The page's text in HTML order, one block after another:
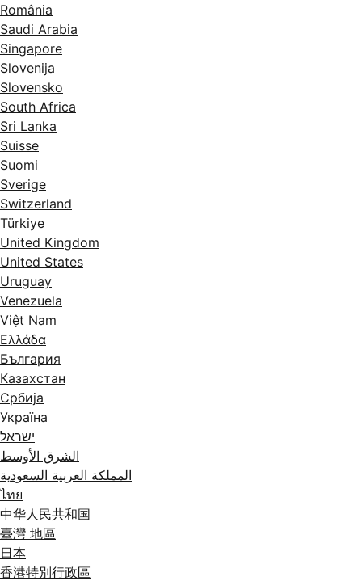
România
Saudi Arabia
Singapore
Slovenija
Slovensko
South Africa
Sri Lanka
Suisse
Suomi
Sverige
Switzerland
Türkiye
United Kingdom
United States
Uruguay
Venezuela
Việt Nam
Ελλάδα
България
Казахстан
Србија
Україна
ישראל
الشرق الأوسط
المملكة العربية السعودية
ไทย
中华人民共和国
臺灣 地區
日本
香港特別行政區